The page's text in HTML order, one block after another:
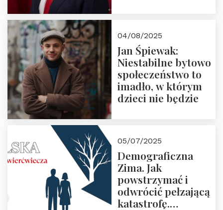
Nawrockiego
04/08/2025
Jan Śpiewak:
Niestabilne bytowo
społeczeństwo to
imadło, w którym
dzieci nie będzie
05/07/2025
Demograficzna
Zima. Jak
powstrzymać i
odwrócić pełzającą
katastrofę.